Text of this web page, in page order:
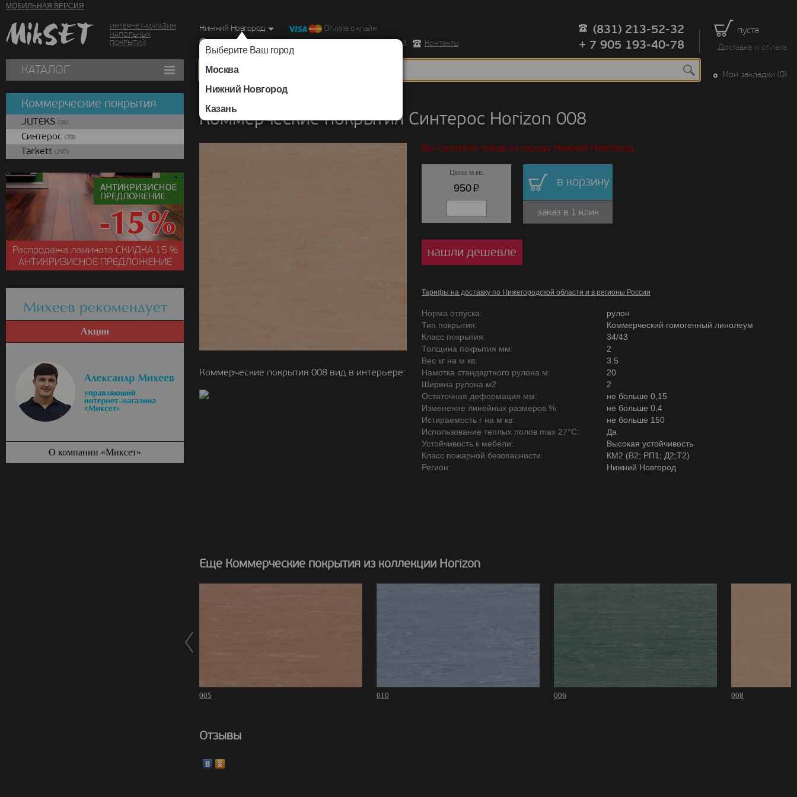
МОБИЛЬНАЯ ВЕРСИЯ
ИНТЕРНЕТ-МАГАЗИН
НАПОЛЬНЫХ
ПОКРЫТИЙ
пуста
Доставка и оплата
Нижний Новгород
Выберите Ваш город
Москва
Нижний Новгород
Казань
Оплата онлайн
г. Нижний Новгород, Ул. Республиканская д.43 корпус 3
Контакты
(831) 213-52-32
+ 7 905 193-40-78
КАТАЛОГ Мои закладки (0)
Коммерческие покрытия Синтерос Horizon 008
Коммерческие покрытия 008 вид в интерьере:
Вы смотрите товар из города Нижний Новгород.
Цена м.кв.
950p в корзину
заказ в 1 клик
нашли дешевле
Тарифы на доставку по Нижегородской области и в регионы России
Норма отпуска:
рулон
Тип покрытия:
Коммерческий гомогенный линолеум
Класс покрытия:
34/43
Толщина покрытия мм:
2
Вес кг на м кв:
3.5
Намотка стандартного рулона м:
20
Ширина рулона м2:
2
Остаточная деформация мм:
не больше 0,15
Изменение линейных размеров %:
не больше 0,4
Истираемость г на м кв:
не больше 150
Использование теплых полов max 27°C:
Да
Устойчивость к мебели:
Высокая устойчивость
Класс пожарной безопасности:
КМ2 (В2; РП1; Д2;Т2)
Регион:
Нижний Новгород
Еще Коммерческие покрытия из коллекции Horizon
005 010 006 008
Отзывы
Коммерческие покрытия
JUTEKS (36)
Синтерос (39)
Tarkett (297)
Распродажа ламината СКИДКА15 %
АНТИКРИЗИСНОЕ ПРЕДЛОЖЕНИЕ
Михеев рекомендует
Акции
О компании «Миксет»